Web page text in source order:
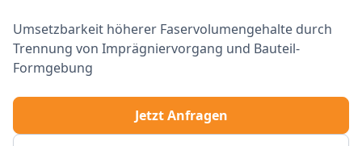
Umsetzbarkeit höherer Faservolumengehalte durch
Trennung von Imprägniervorgang und Bauteil-
Formgebung
Jetzt Anfragen